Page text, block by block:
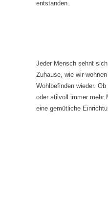
entstanden.
Jeder Mensch sehnt
Zuhause, wie wir
Wohlbefinden wieder.
oder stilvoll immer mehr
eine gemütliche